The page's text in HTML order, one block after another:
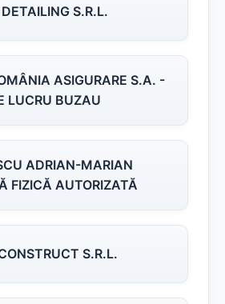
S.R.L.
ASIGURARE S.A. -
LUCRU BUZAU
ADRIAN-MARIAN
FIZICĂ AUTORIZATĂ
S.R.L.